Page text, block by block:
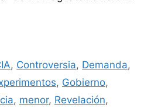
, Controversia, Demanda,
, Gobierno,
, menor, Revelación,